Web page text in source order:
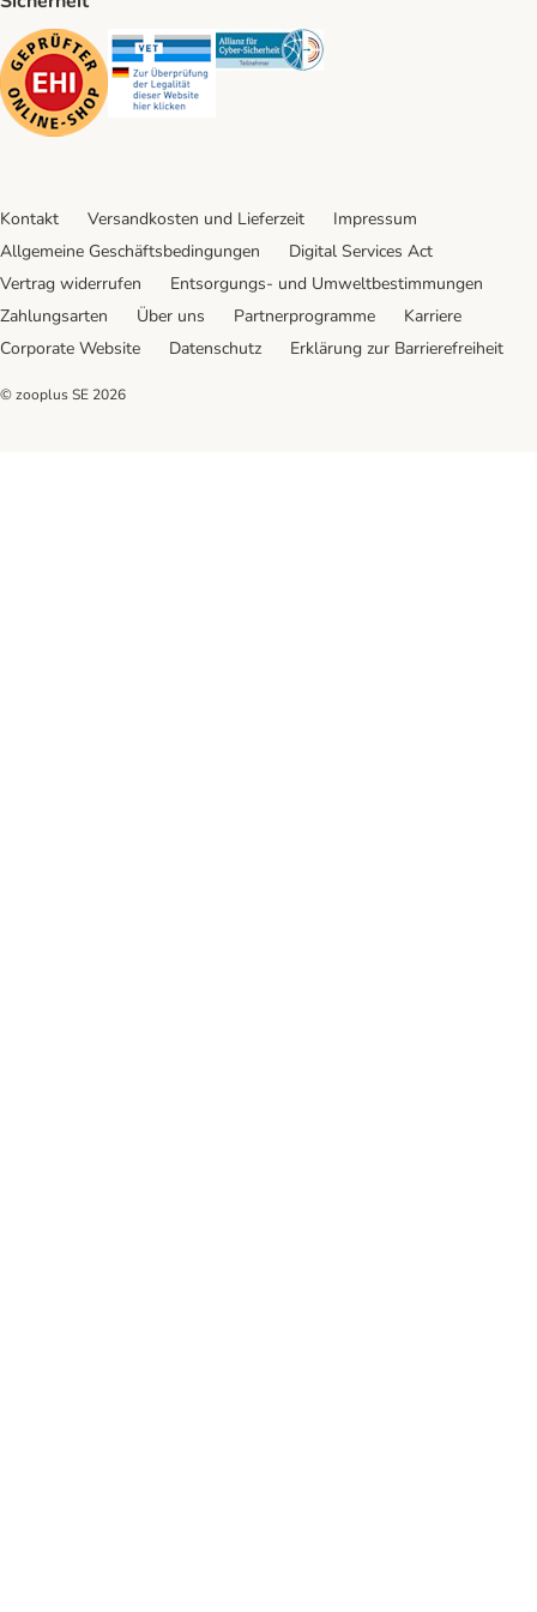
Security Security Security
Kontakt Versandkosten und Lieferzeit
Impressum
Allgemeine Geschäftsbedingungen
Digital Services Act
Vertrag widerrufen
Entsorgungs- und Umweltbestimmungen
Zahlungsarten
Über uns Partnerprogramme
Karriere
Corporate Website
Datenschutz Erklärung zur Barrierefreiheit
© zooplus SE 2026